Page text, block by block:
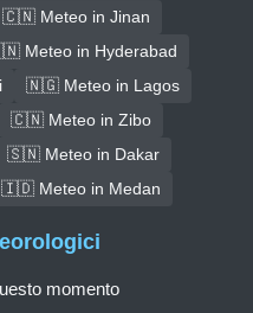
🇨🇳 Meteo in Jinan
Meteo in Hyderabad
🇳🇬 Meteo in Lagos
🇨🇳 Meteo in Zibo
🇸🇳 Meteo in Dakar
🇮🇩 Meteo in Medan
momento